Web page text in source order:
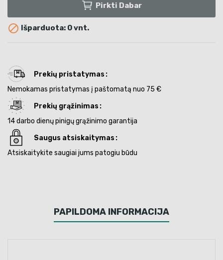
Pirkti Dabar
 Išparduota: 0 vnt.
Prekių pristatymas
Nemokamas pristatymas į paštomatą nuo 75 €
Prekių grąžinimas
14 darbo dienų pinigų grąžinimo garantija
Saugus atsiskaitymas
Atsiskaitykite saugiai jums patogiu būdu
PAPILDOMA INFORMACIJA